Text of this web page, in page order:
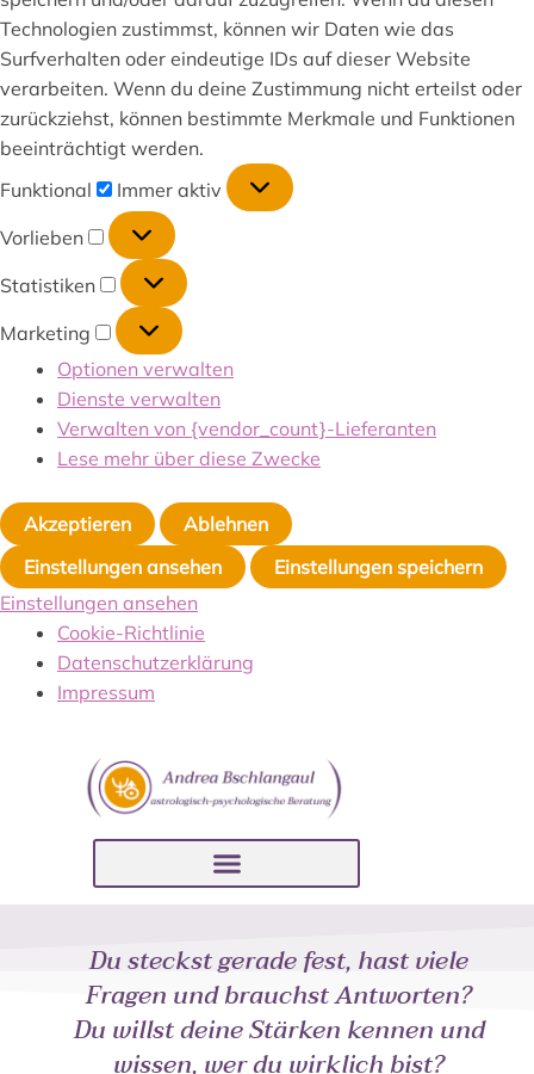
Technologien zustimmst, können wir Daten wie das
Surfverhalten oder eindeutige IDs auf dieser Website
verarbeiten. Wenn du deine Zustimmung nicht erteilst oder
zurückziehst, können bestimmte Merkmale und Funktionen
beeinträchtigt werden.
Funktional
Immer aktiv
Vorlieben
Statistiken
Marketing
Optionen verwalten
Dienste verwalten
Verwalten von {vendor_count}-Lieferanten
Lese mehr über diese Zwecke
Akzeptieren
Ablehnen
Einstellungen ansehen
Einstellungen speichern
Einstellungen ansehen
Cookie-Richtlinie
Datenschutzerklärung
Impressum
Du steckst gerade fest, hast viele
Fragen und brauchst Antworten?
Du willst deine Stärken kennen und
wissen, wer du wirklich bist?